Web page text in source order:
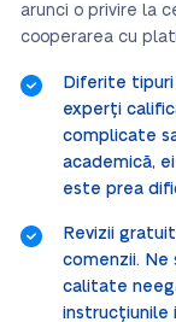
arunci o privire la
cooperarea cu
Diferite tipuri
experți
complicate
academică,
este prea
Revizii
comenzii. Ne
calitate
instrucțiunile